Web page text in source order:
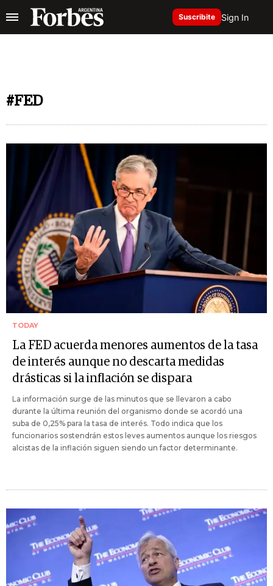
Suscribite Sign In
#FED
TODAY
La FED acuerda menores aumentos de la tasa
de interés aunque no descarta medidas
drásticas si la inflación se dispara
La información surge de las minutos que se llevaron a cabo
durante la última reunión del organismo donde se acordó una
suba de 0,25% para la tasa de interés. Todo indica que los
funcionarios sostendrán estos leves aumentos aunque los riesgos
alcistas de la inflación siguen siendo un factor determinante.